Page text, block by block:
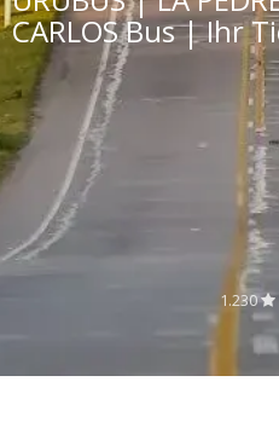
CARLOS Bus | Ihr
1.230